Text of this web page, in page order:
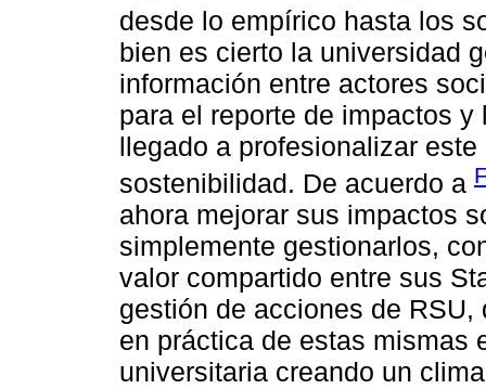
desde lo empírico hasta los
bien es cierto la universidad
información entre actores
para el reporte de impactos
llegado a profesionalizar
sostenibilidad. De acuerdo a
ahora mejorar sus impactos
simplemente gestionarlos,
valor compartido entre sus
gestión de acciones de
en práctica de estas mismas
universitaria creando un